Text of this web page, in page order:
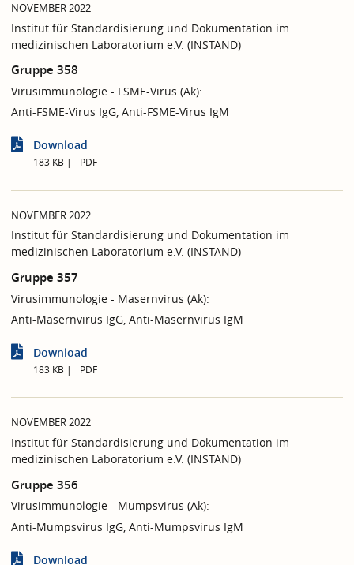
NOVEMBER 2022
Institut für Standardisierung und Dokumentation im
medizinischen Laboratorium e.V. (INSTAND)
Gruppe 358
Virusimmunologie - FSME-Virus (Ak):
Anti-FSME-Virus IgG, Anti-FSME-Virus IgM
Download
183 KB PDF
NOVEMBER 2022
Institut für Standardisierung und Dokumentation im
medizinischen Laboratorium e.V. (INSTAND)
Gruppe 357
Virusimmunologie - Masernvirus (Ak):
Anti-Masernvirus IgG, Anti-Masernvirus IgM
Download
183 KB PDF
NOVEMBER 2022
Institut für Standardisierung und Dokumentation im
medizinischen Laboratorium e.V. (INSTAND)
Gruppe 356
Virusimmunologie - Mumpsvirus (Ak):
Anti-Mumpsvirus IgG, Anti-Mumpsvirus IgM
Download